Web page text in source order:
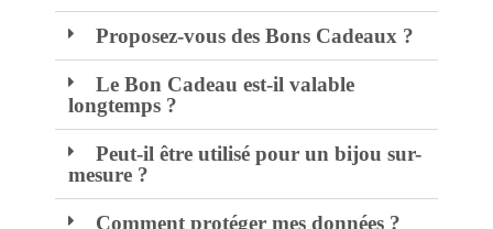
Proposez-vous des Bons Cadeaux ?
Le Bon Cadeau est-il valable
longtemps ?
Peut-il être utilisé pour un bijou sur-
mesure ?
Comment protéger mes données ?